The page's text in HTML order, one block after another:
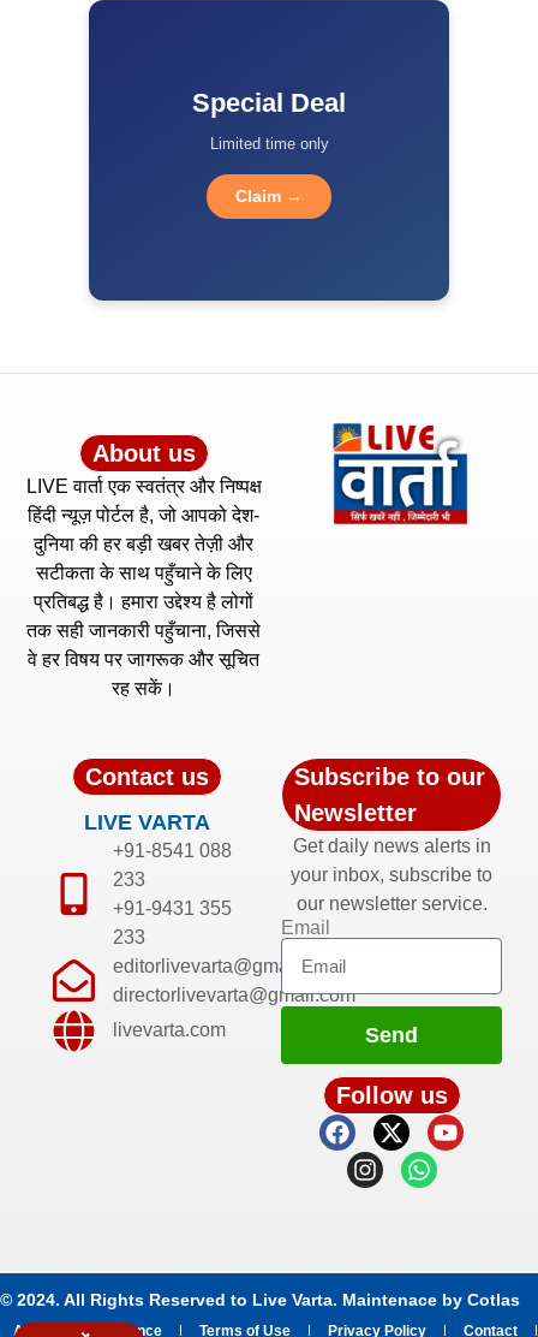
Special Deal
Limited time only
Claim →
About us
LIVE वार्ता एक स्वतंत्र और निष्पक्ष
हिंदी न्यूज़ पोर्टल है, जो आपको देश-
दुनिया की हर बड़ी खबर तेज़ी और
सटीकता के साथ पहुँचाने के लिए
प्रतिबद्ध है। हमारा उद्देश्य है लोगों
तक सही जानकारी पहुँचाना, जिससे
वे हर विषय पर जागरूक और सूचित
रह सकें।
Contact us
LIVE VARTA
+91-8541 088
233
+91-9431 355
233
editorlivevarta@gmail.com
directorlivevarta@gmail.com
livevarta.com
Subscribe to our
Newsletter
Get daily news alerts in
your inbox, subscribe to
our newsletter service.
Email
Send
Follow us
© 2024. All Rights Reserved to Live Varta. Maintenace by Cotlas
About Grievance Terms of Use Privacy Policy Contact